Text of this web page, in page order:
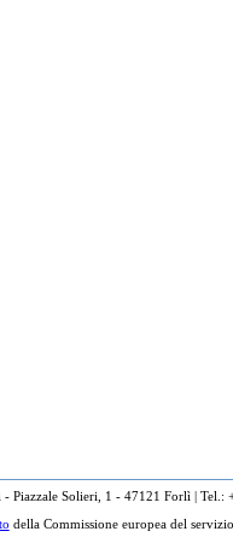
Piazzale Solieri, 1 - 47121 Forlì | Tel.:
della Commissione europea del